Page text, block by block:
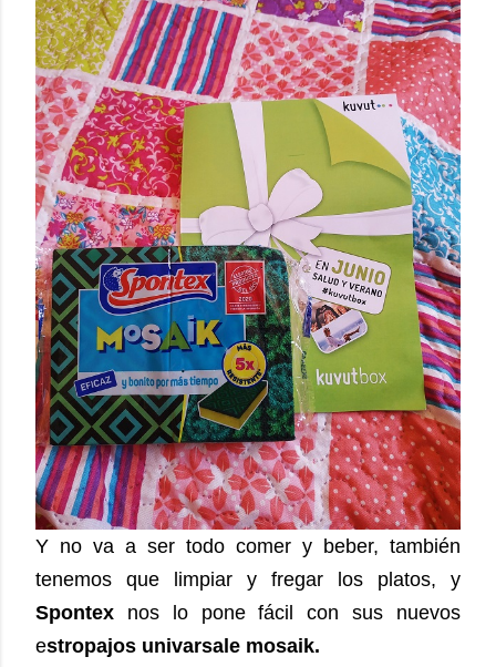
Y no va a ser todo comer y beber, también
tenemos que limpiar y fregar los platos, y
Spontex nos lo pone fácil con sus nuevos
estropajos univarsale mosaik.